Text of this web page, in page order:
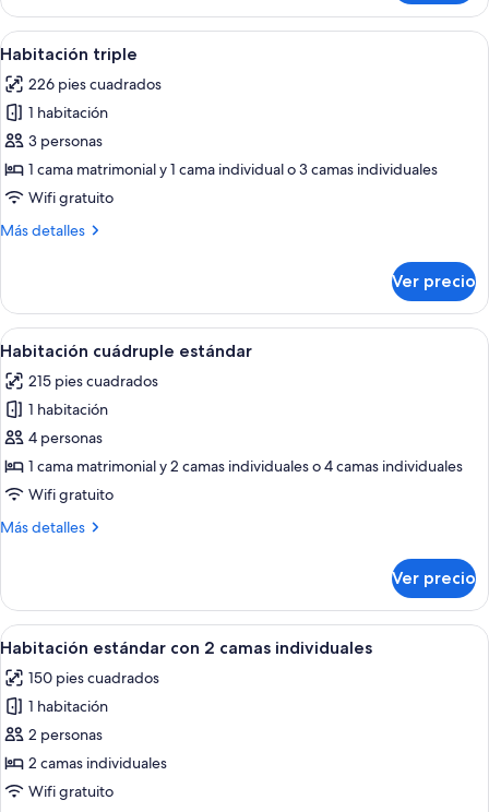
doble
estándar
Abrir
todas
las
fotos
de
Habitación
triple
Habitación de hotel con dos camas,
6
Habitación triple
226 pies cuadrados
1 habitación
3 personas
1 cama matrimonial y 1 cama individual o 3 camas individuales
Wifi gratuito
Más detalles
Más
triple
Ver precio
Abrir
todas
las
fotos
de
Habitación
cuádruple
Una habitación de hotel con dos
9
Habitación cuádruple estándar
215 pies cuadrados
1 habitación
4 personas
1 cama matrimonial y 2 camas individuales o 4 camas individuales
Wifi gratuito
Más detalles
Más
cuádruple
estándar
Ver precio
Abrir
todas
las
fotos
de
Habitación
estándar
Habitación de hotel con dos camas,
8
Habitación estándar con 2 camas individuales
150 pies cuadrados
1 habitación
2 personas
2 camas individuales
Wifi gratuito